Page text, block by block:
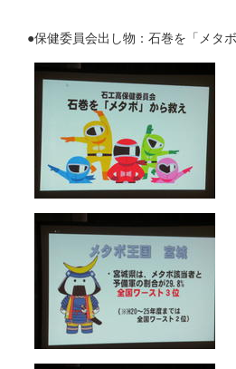
●保健委員会出し物：石巻を「メタ